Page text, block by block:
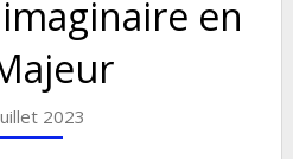
en
2023